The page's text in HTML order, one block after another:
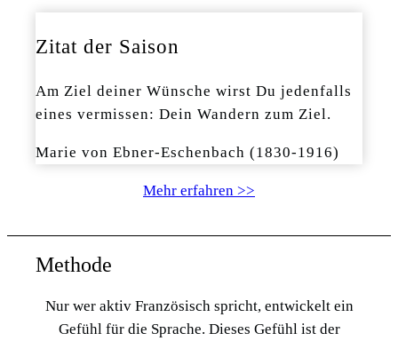
Zitat der Saison
Am Ziel deiner Wünsche wirst Du jedenfalls
eines vermissen: Dein Wandern zum Ziel.
Marie von Ebner-Eschenbach (1830-1916)
Mehr erfahren >>
Methode
Nur wer aktiv Französisch spricht, entwickelt ein
Gefühl für die Sprache. Dieses Gefühl ist der